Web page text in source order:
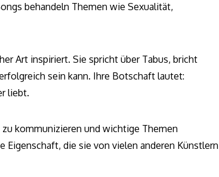
behandeln Themen wie Sexualität,
Art inspiriert. Sie spricht über Tabus, bricht
sein kann. Ihre Botschaft lautet:
liebt.
kommunizieren und wichtige Themen
Eigenschaft, die sie von vielen anderen Künstlern